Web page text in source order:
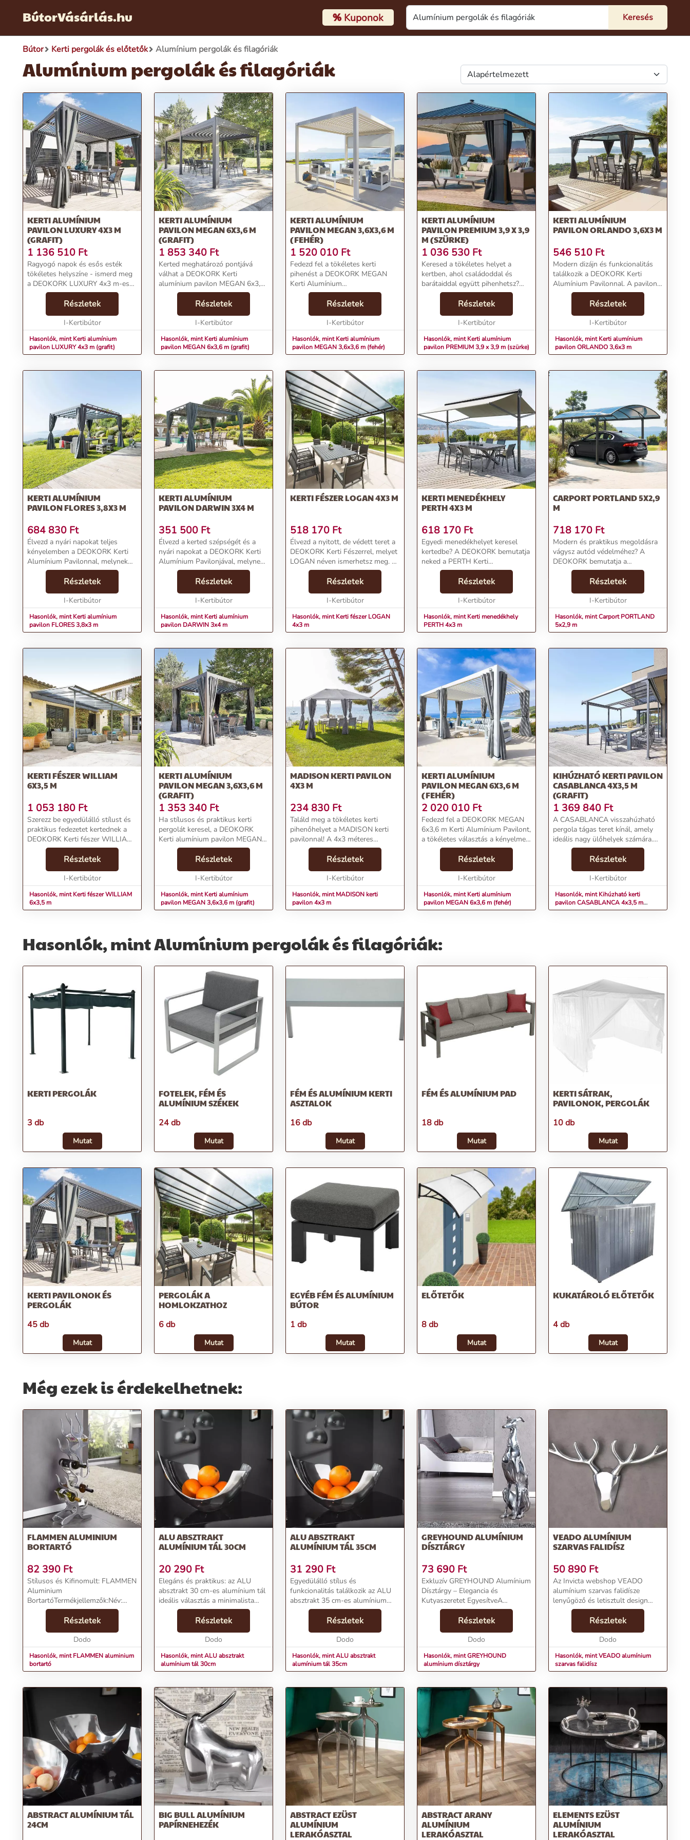
BútorVásárlás.hu %Kuponok
Bútor Kerti pergolák és előtetők Alumínium pergolák és filagóriák
Alumínium pergolák és filagóriák
KERTI ALUMÍNIUM
PAVILON LUXURY 4X3 M
(GRAFIT)
1 136 510 Ft
Ragyogó napok és esős esték
tökéletes helyszíne - ismerd meg
a DEOKORK LUXURY 4x3 m-es
grafitszínű alumínium pavilont, a
ékkövét!Termékjellemzők:Luxus
kialakítás: Elegáns alumínium váz
Részletek
I-Kertibútor
Hasonlók, mint Kerti alumínium
pavilon LUXURY 4x3 m (grafit)
KERTI ALUMÍNIUM
PAVILON MEGAN 6X3,6 M
(GRAFIT)
1 853 340 Ft
Kerted meghatározó pontjává
válhat a DEOKORK Kerti
alumínium pavilon MEGAN 6x3,6
m (grafit). Az elegáns és időtlen
vonalak mellett a pergola
praktikus lamellatetővel
rendelkezik, amely hajtókarral áll...
Részletek
I-Kertibútor
Hasonlók, mint Kerti alumínium
pavilon MEGAN 6x3,6 m (grafit)
KERTI ALUMÍNIUM
PAVILON MEGAN 3,6X3,6 M
(FEHÉR)
1 520 010 Ft
Fedezd fel a tökéletes kerti
pihenést a DEOKORK MEGAN
Kerti Alumínium
Pavilonnal!Termékjellemzők:Márka:
DEOKORKKategória: Alumínium
pergolák és filagóriákÁr: 1396538
FtLamella tető hajtókarral,
Részletek
I-Kertibútor
Hasonlók, mint Kerti alumínium
pavilon MEGAN 3,6x3,6 m (fehér)
KERTI ALUMÍNIUM
PAVILON PREMIUM 3,9 X 3,9
M (SZÜRKE)
1 036 530 Ft
Keresed a tökéletes helyet a
kertben, ahol családoddal és
barátaiddal együtt pihenhetsz?
Fedezd fel a DEOKORK PREMIUM
3,9 x 3,9 m-es alumínium
pavilont, és teremtsd meg saját
kényelmes szabadtéri oázi...
Részletek
I-Kertibútor
Hasonlók, mint Kerti alumínium
pavilon PREMIUM 3,9 x 3,9 m (szürke)
KERTI ALUMÍNIUM
PAVILON ORLANDO 3,6X3 M
546 510 Ft
Modern dizájn és funkcionalitás
találkozik a DEOKORK Kerti
Alumínium Pavilonnal. A pavilon
tiszta vonalakkal és átlátszó
polikarbonát tetővel rendelkezik,
amely nemcsak esztétikailag
vonzó, hanem kivá...
Részletek
I-Kertibútor
Hasonlók, mint Kerti alumínium
pavilon ORLANDO 3,6x3 m
KERTI ALUMÍNIUM
PAVILON FLORES 3,8X3 M
684 830 Ft
Élvezd a nyári napokat teljes
kényelemben a DEOKORK Kerti
Alumínium Pavilonnal, melynek
neve FLORES és 3,8x3 méteres
területet borít. Állítható
lamelláival lehetőséget teremt a
teljes árnyékos tér lét...
Részletek
I-Kertibútor
Hasonlók, mint Kerti alumínium
pavilon FLORES 3,8x3 m
KERTI ALUMÍNIUM
PAVILON DARWIN 3X4 M
351 500 Ft
Élvezd a kerted szépségét és a
nyári napokat a DEOKORK Kerti
Alumínium Pavilonjával, melynek
neve DARWIN és 3x4 méteres
területet fed le. A téglalap alakú
pavilon akár 20 ember
befogadására is alkalma...
Részletek
I-Kertibútor
Hasonlók, mint Kerti alumínium
pavilon DARWIN 3x4 m
KERTI FÉSZER LOGAN 4X3 M
518 170 Ft
Élvezd a nyitott, de védett teret a
DEOKORK Kerti Fészerrel, melyet
LOGAN néven ismerhetsz meg. Ez
a minimalista kialakítású
menedékház elegáns bővítést
kínál otthonodnak a napsütéses
napokon. Tekints...
Részletek
I-Kertibútor
Hasonlók, mint Kerti fészer LOGAN
4x3 m
KERTI MENEDÉKHELY
PERTH 4X3 M
618 170 Ft
Egyedi menedékhelyet keresel
kertedbe? A DEOKORK bemutatja
neked a PERTH Kerti
Menedékhelyet, mely
egyszerűségével és
funkcionalitásával tűnik ki. Ismerd
meg a kerti menedékhely
Részletek
I-Kertibútor
Hasonlók, mint Kerti menedékhely
PERTH 4x3 m
CARPORT PORTLAND 5X2,9
M
718 170 Ft
Modern és praktikus megoldásra
vágysz autód védelméhez? A
DEOKORK bemutatja a
PORTLAND Carportot, mely
nemcsak a járműveknek nyújt
kényelmet, hanem ideális
helyszínt teremt a baráti
Részletek
I-Kertibútor
Hasonlók, mint Carport PORTLAND
5x2,9 m
KERTI FÉSZER WILLIAM
6X3,5 M
1 053 180 Ft
Szerezz be egyedülálló stílust és
praktikus fedezetet kertednek a
DEOKORK Kerti fészer WILLIAM
6x3,5 m pergolával! Az antracit
színű, epoxi-kezelt alumínium és
UV-álló polikarbonát tető
kombinációja n...
Részletek
I-Kertibútor
Hasonlók, mint Kerti fészer WILLIAM
6x3,5 m
KERTI ALUMÍNIUM
PAVILON MEGAN 3,6X3,6 M
(GRAFIT)
1 353 340 Ft
Ha stílusos és praktikus kerti
pergolát keresel, a DEOKORK
Kerti alumínium pavilon MEGAN
3,6x3,6 m (grafit) tökéletes
választás lehet számodra. Az
elegáns és időtlen vonalak mellett
a pergola lamellat...
Részletek
I-Kertibútor
Hasonlók, mint Kerti alumínium
pavilon MEGAN 3,6x3,6 m (grafit)
MADISON KERTI PAVILON
4X3 M
234 830 Ft
Találd meg a tökéletes kerti
pihenőhelyet a MADISON kerti
pavilonnal! A 4x3 méteres
DEOKORK alumínium pergola
ideális választás a kertedbe. A
pavilon nagyvonalú méretei és
időtlen vonalai harmonizálna...
Részletek
I-Kertibútor
Hasonlók, mint MADISON kerti
pavilon 4x3 m
KERTI ALUMÍNIUM
PAVILON MEGAN 6X3,6 M
(FEHÉR)
2 020 010 Ft
Fedezd fel a DEOKORK MEGAN
6x3,6 m Kerti Alumínium Pavilont,
a tökéletes választás a kényelmes
pihenéshez!Termékjellemzők:Márka:
DEOKORKKategória: Alumínium
pergolák és filagóriákÁr: 1867272
Részletek
I-Kertibútor
Hasonlók, mint Kerti alumínium
pavilon MEGAN 6x3,6 m (fehér)
KIHÚZHATÓ KERTI PAVILON
CASABLANCA 4X3,5 M
(GRAFIT)
1 369 840 Ft
A CASABLANCA visszahúzható
pergola tágas teret kínál, amely
ideális nagy ülőhelyek számára.
Abszolút előnye a behúzható
polikarbonát tető, amelyet
bármikor kiszellőztethet, amikor
csak szüksége van r...
Részletek
I-Kertibútor
Hasonlók, mint Kihúzható kerti
pavilon CASABLANCA 4x3,5 m
(grafit)
Hasonlók, mint Alumínium pergolák és filagóriák:
KERTI PERGOLÁK
3 db
Mutat
FOTELEK, FÉM ÉS
ALUMÍNIUM SZÉKEK
24 db
Mutat
FÉM ÉS ALUMÍNIUM KERTI
ASZTALOK
16 db
Mutat
FÉM ÉS ALUMÍNIUM PAD
18 db
Mutat
KERTI SÁTRAK,
PAVILONOK, PERGOLÁK
10 db
Mutat
KERTI PAVILONOK ÉS
PERGOLÁK
45 db
Mutat
PERGOLÁK A
HOMLOKZATHOZ
6 db
Mutat
EGYÉB FÉM ÉS ALUMÍNIUM
BÚTOR
1 db
Mutat
ELŐTETŐK
8 db
Mutat
KUKATÁROLÓ ELŐTETŐK
4 db
Mutat
Még ezek is érdekelhetnek:
FLAMMEN ALUMINIUM
BORTARTÓ
82 390 Ft
Stílusos és Kifinomult: FLAMMEN
Aluminium
BortartóTermékjellemzők:Név:
FLAMMEN aluminium bortartóÁr:
70590 FtMárka: InvictaKategória:
Borászati kellékTömeg: 7000
gSzín: EzüstSzállítási díj: 1990
Részletek
Dodo
Hasonlók, mint FLAMMEN aluminium
bortartó
ALU ABSZTRAKT
ALUMÍNIUM TÁL 30CM
20 290 Ft
Elegáns és praktikus: az ALU
absztrakt 30 cm-es alumínium tál
ideális választás a minimalista
stílust kedvelők számára. Az
ezüstösen csillogó, absztrakt
formavilágot idéző tál nemcsak
vizuálisan vonzó...
Részletek
Dodo
Hasonlók, mint ALU absztrakt
alumínium tál 30cm
ALU ABSZTRAKT
ALUMÍNIUM TÁL 35CM
31 290 Ft
Egyedülálló stílus és
funkcionalitás találkozik az ALU
absztrakt 35 cm-es alumínium
tálban. Az ezüstösen csillogó,
absztrakt formavilágot idéző tál
nemcsak esztétikailag vonzó, de
remek tárolási megol...
Részletek
Dodo
Hasonlók, mint ALU absztrakt
alumínium tál 35cm
GREYHOUND ALUMÍNIUM
DÍSZTÁRGY
73 690 Ft
Exkluzív GREYHOUND Alumínium
Dísztárgy – Elegancia és
Kutyaszeretet EgyesítveA
GREYHOUND alumínium
dísztárgy a letisztult formák és
precíz kidolgozás szimbóluma. Ez
az impozáns, 70 cm-es dekorációs
Részletek
Dodo
Hasonlók, mint GREYHOUND
alumínium dísztárgy
VEADO ALUMÍNIUM
SZARVAS FALIDÍSZ
50 890 Ft
Az Invicta webshop VEADO
alumínium szarvas falidísze
lenyűgöző és letisztult design
elemmel teszi emlékezetessé
otthonodat. Az ezüst színű falidísz
skandináv stílusban tündököl,
harmonizálva a minimál...
Részletek
Dodo
Hasonlók, mint VEADO alumínium
szarvas falidísz
ABSTRACT ALUMÍNIUM TÁL
24CM
BIG BULL ALUMÍNIUM
PAPÍRNEHEZÉK
ABSTRACT EZÜST
ALUMÍNIUM
LERAKÓASZTAL
ABSTRACT ARANY
ALUMÍNIUM
LERAKÓASZTAL
ELEMENTS EZÜST
ALUMÍNIUM
LERAKÓASZTAL